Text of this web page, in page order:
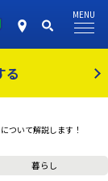
る
MENU
ついて解説します！
暮らし